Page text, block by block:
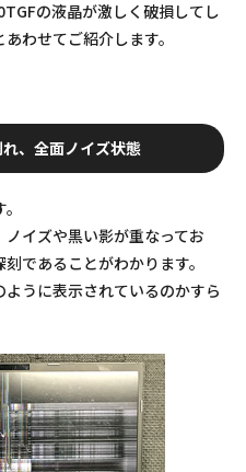
の液晶が激しく破損してし
わせてご紹介します。
、全面ノイズ状態
イズや黒い影が重なってお
であることがわかります。
うに表示されているのかすら